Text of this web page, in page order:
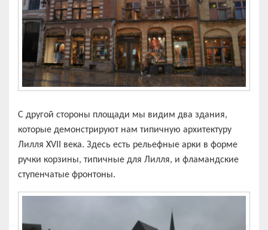
С другой стороны площади мы видим два здания,
которые демонстрируют нам типичную архитектуру
Лилля XVII века. Здесь есть рельефные арки в форме
ручки корзины, типичные для Лилля, и фламандские
ступенчатые фронтоны.